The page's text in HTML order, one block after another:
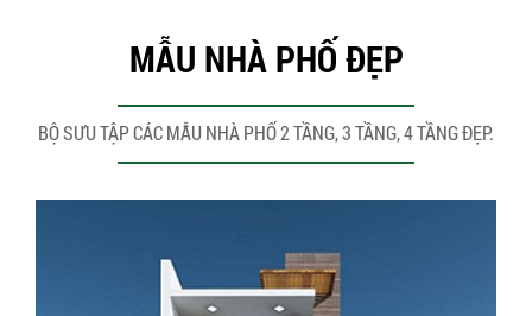
MẪU NHÀ PHỐ ĐẸP
BỘ SƯU TẬP CÁC MẪU NHÀ PHỐ 2 TẦNG, 3 TẦNG, 4 TẦNG ĐẸP.